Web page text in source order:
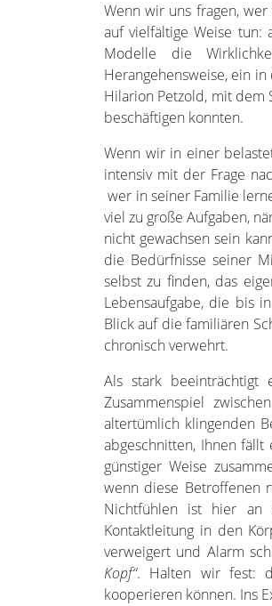
Wenn wir uns fragen,
auf vielfältige Weise tun:
Modelle die
Herangehensweise, ein
Hilarion Petzold, mit dem
beschäftigen konnten.
Wenn wir in einer
intensiv mit der Frage
wer in seiner Familie
viel zu große Aufgaben,
nicht gewachsen sein
die Bedürfnisse seiner
selbst zu finden, das
Lebensaufgabe, die bis
Blick auf die familiären
chronisch verwehrt.
Als stark
Zusammenspiel
altertümlich klingenden
abgeschnitten, Ihnen
günstiger Weise
wenn diese Betroffenen
Nichtfühlen ist hier an
Kontaktleitung in den
verweigert und Alarm
Kopf“. Halten wir fest:
kooperieren können. Ins